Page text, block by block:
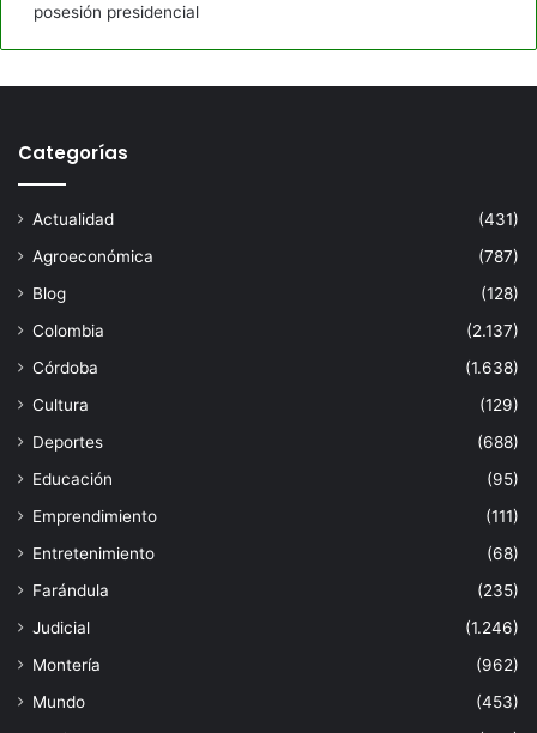
posesión presidencial
Categorías
Actualidad
(431)
Agroeconómica
(787)
Blog
(128)
Colombia
(2.137)
Córdoba
(1.638)
Cultura
(129)
Deportes
(688)
Educación
(95)
Emprendimiento
(111)
Entretenimiento
(68)
Farándula
(235)
Judicial
(1.246)
Montería
(962)
Mundo
(453)